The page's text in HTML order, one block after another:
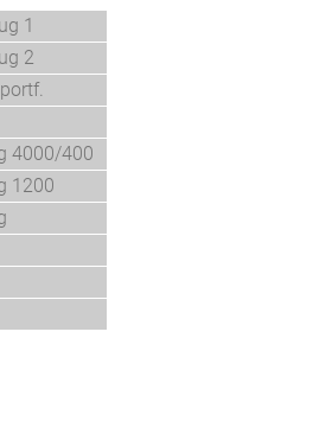
1
2
4000/400
1200